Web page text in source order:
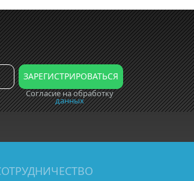
Согласие на обработку
данных